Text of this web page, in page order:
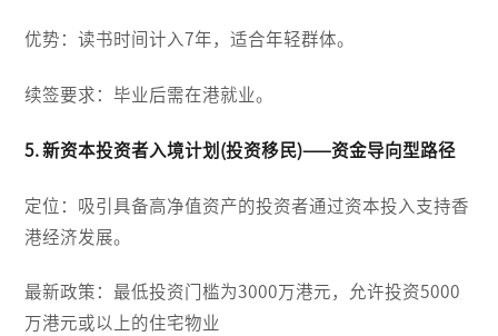
优势：读书时间计入7年，适合年轻群体。
续签要求：毕业后需在港就业。
5. 新资本投资者入境计划(投资移民)——资金导向型路径
定位：吸引具备高净值资产的投资者通过资本投入支持香
港经济发展。
最新政策：最低投资门槛为3000万港元，允许投资5000
万港元或以上的住宅物业